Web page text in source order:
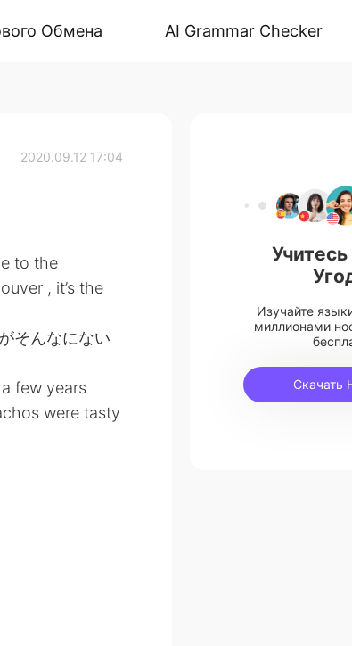
Обмена AI Grammar Checker
2020.09.12 17:04
to the
, it’s the
そんなにない
few years
were tasty
Изучайте
миллионами
Скачать